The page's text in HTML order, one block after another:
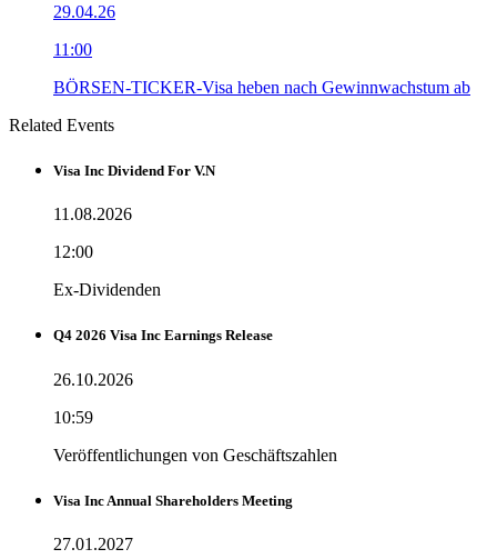
29.04.26
11:00
BÖRSEN-TICKER-Visa heben nach Gewinnwachstum ab
Related Events
Visa Inc Dividend For V.N
11.08.2026
12:00
Ex-Dividenden
Q4 2026 Visa Inc Earnings Release
26.10.2026
10:59
Veröffentlichungen von Geschäftszahlen
Visa Inc Annual Shareholders Meeting
27.01.2027